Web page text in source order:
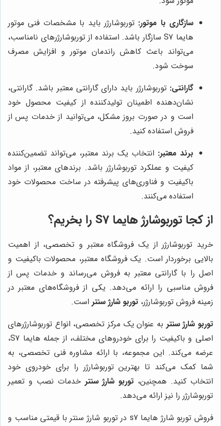
سازگاری با موتور: توربوشارژر باید با مشخصات فنی موتور
هایما S7 سازگار باشد. استفاده از توربوشارژرهای نامناسب،
می‌تواند باعث کاهش راندمان موتور و افزایش مصرف
سوخت شود.
گارانتی: توربوشارژر باید دارای گارانتی معتبر باشد. گارانتی،
نشان‌دهنده اطمینان تولیدکننده از کیفیت محصول خود
است و در صورت بروز مشکل، می‌توانید از خدمات پس از
فروش استفاده کنید.
برند معتبر: انتخاب یک برند معتبر، می‌تواند تضمین‌کننده
کیفیت و عملکرد توربوشارژر باشد. برندهای معتبر، از مواد
باکیفیت و فناوری‌های پیشرفته در ساخت محصولات خود
استفاده می‌کنند.
از کجا توربوشارژ هایما S7 را بخریم؟
خرید توربوشارژر از یک فروشگاه معتبر و تخصصی، از اهمیت
بالایی برخوردار است. یک فروشگاه معتبر، محصولات باکیفیت و
اصل را با گارانتی معتبر به فروش می‌رساند و خدمات پس از
فروش مناسبی را ارائه می‌دهد. یکی از فروشگاه‌های معتبر در
زمینه فروش توربوشارژر، توربو شارژ سنتر است.
توربو شارژ سنتر به عنوان یک مرکز تخصصی، انواع توربوشارژرهای
اصلی و باکیفیت را برای خودروهای مختلف، از جمله هایما S7،
عرضه می‌کند. این مجموعه، با ارائه مشاوره فنی تخصصی، به
شما کمک می‌کند تا بهترین توربوشارژر را برای خودروی خود
انتخاب کنید. همچنین، توربو شارژ سنتر خدمات نصب و تعمیر
توربوشارژر را نیز ارائه می‌دهد.
فروش توربو شارژ هایما s7 در توربو شارژ سنتر با قیمتی مناسب و